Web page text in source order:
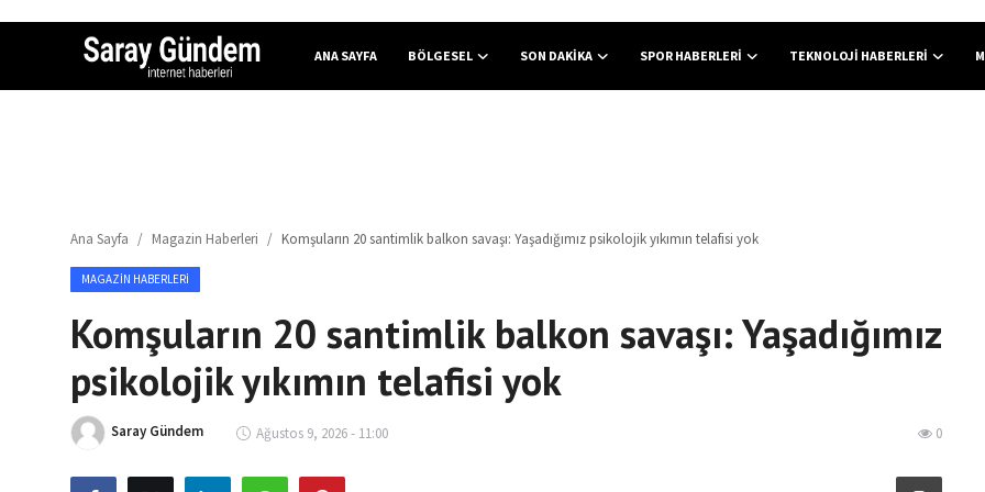
ANA SAYFA BÖLGESEL SON DAKIKA SPOR HABERLERI TEKNOLOJI HABERLERI
Son Dakika
Teknoloji Haberleri
Magazin Haberleri
Ana Sayfa Magazin Haberleri Komşuların 20 santimlik balkon savaşı: Yaşadığımız psikolojik yıkımın telafisi yok
MAGAZIN HABERLERI
Komşuların 20 santimlik balkon savaşı: Yaşadığımız
psikolojik yıkımın telafisi yok
Saray Gündem Ağustos 9, 2026 - 11:00 0